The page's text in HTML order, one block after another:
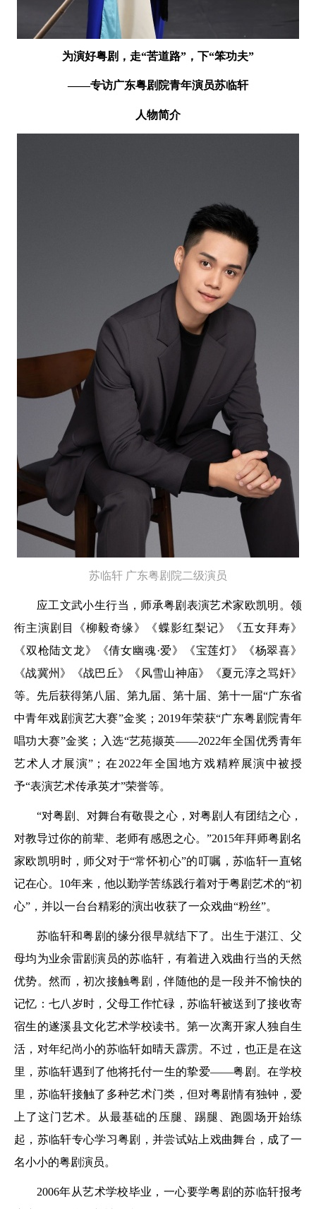
为演好粤剧，走“苦道路”，下“笨功夫”
——专访广东粤剧院青年演员苏临轩
人物简介
苏临轩 广东粤剧院二级演员
应工文武小生行当，师承粤剧表演艺术家欧凯明。领
衔主演剧目《柳毅奇缘》《蝶影红梨记》《五女拜寿》
《双枪陆文龙》《倩女幽魂·爱》《宝莲灯》《杨翠喜》
《战冀州》《战巴丘》《风雪山神庙》《夏元淳之骂奸》
等。先后获得第八届、第九届、第十届、第十一届“广东省
中青年戏剧演艺大赛”金奖；2019年荣获“广东粤剧院青年
唱功大赛”金奖；入选“艺苑撷英——2022年全国优秀青年
艺术人才展演”；在2022年全国地方戏精粹展演中被授
予“表演艺术传承英才”荣誉等。
“对粤剧、对舞台有敬畏之心，对粤剧人有团结之心，
对教导过你的前辈、老师有感恩之心。”2015年拜师粤剧名
家欧凯明时，师父对于“常怀初心”的叮嘱，苏临轩一直铭
记在心。10年来，他以勤学苦练践行着对于粤剧艺术的“初
心”，并以一台台精彩的演出收获了一众戏曲“粉丝”。
苏临轩和粤剧的缘分很早就结下了。出生于湛江、父
母均为业余雷剧演员的苏临轩，有着进入戏曲行当的天然
优势。然而，初次接触粤剧，伴随他的是一段并不愉快的
记忆：七八岁时，父母工作忙碌，苏临轩被送到了接收寄
宿生的遂溪县文化艺术学校读书。第一次离开家人独自生
活，对年纪尚小的苏临轩如晴天霹雳。不过，也正是在这
里，苏临轩遇到了他将托付一生的挚爱——粤剧。在学校
里，苏临轩接触了多种艺术门类，但对粤剧情有独钟，爱
上了这门艺术。从最基础的压腿、踢腿、跑圆场开始练
起，苏临轩专心学习粤剧，并尝试站上戏曲舞台，成了一
名小小的粤剧演员。
2006年从艺术学校毕业，一心要学粤剧的苏临轩报考